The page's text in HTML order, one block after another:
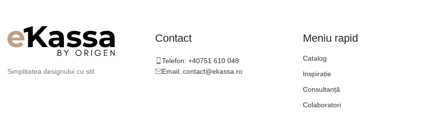
Simplitatea designului cu stil.
Contact
Telefon: +40751 610 048
Email: contact@ekassa.ro
Meniu rapid
Catalog
Inspirație
Consultanță
Colaboratori